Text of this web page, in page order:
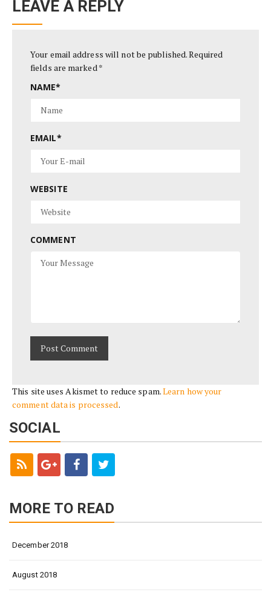
LEAVE A REPLY
Your email address will not be published.Required
fields are marked *
NAME*
EMAIL*
WEBSITE
COMMENT
This site uses Akismet to reduce spam.Learn how your
comment data is processed.
SOCIAL
MORE TO READ
December 2018
August 2018